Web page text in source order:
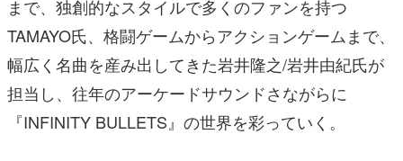
まで、独創的なスタイルで多くのファンを持つ
TAMAYO氏、格闘ゲームからアクションゲームまで、
幅広く名曲を産み出してきた岩井隆之/岩井由紀氏が
担当し、往年のアーケードサウンドさながらに
『INFINITY BULLETS』の世界を彩っていく。